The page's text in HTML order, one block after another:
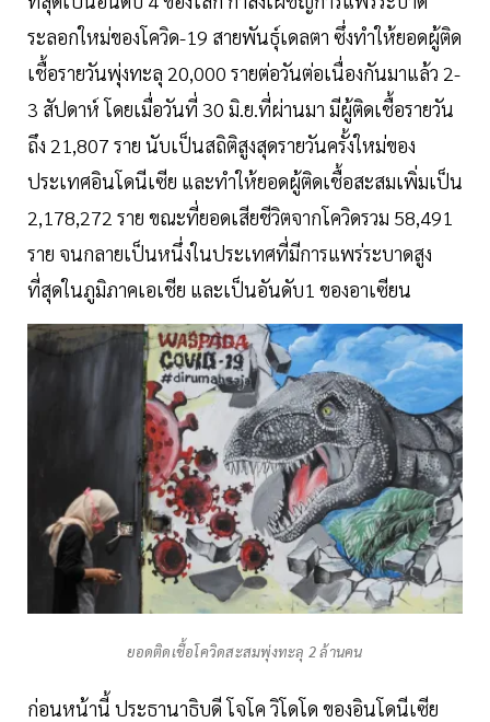
ระลอกใหม่ของโควิด-19 สายพันธุ์เดลตา ซึ่งทำให้ยอดผู้ติด
เชื้อรายวันพุ่งทะลุ 20,000 รายต่อวันต่อเนื่องกันมาแล้ว 2-
3 สัปดาห์ โดยเมื่อวันที่ 30 มิ.ย.ที่ผ่านมา มีผู้ติดเชื้อรายวัน
ถึง 21,807 ราย นับเป็นสถิติสูงสุดรายวันครั้งใหม่ของ
ประเทศอินโดนีเซีย และทำให้ยอดผู้ติดเชื้อสะสมเพิ่มเป็น
2,178,272 ราย ขณะที่ยอดเสียชีวิตจากโควิดรวม 58,491
ราย จนกลายเป็นหนึ่งในประเทศที่มีการแพร่ระบาดสูง
ที่สุดในภูมิภาคเอเชีย และเป็นอันดับ1 ของอาเซียน
ยอดติดเชื้อโควิดสะสมพุ่งทะลุ 2 ล้านคน
ก่อนหน้านี้ ประธานาธิบดี โจโค วิโดโด ของอินโดนีเซีย